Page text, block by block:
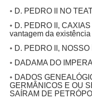
• D. PEDRO II NO
• D. PEDRO II,
vantagem da
• D. PEDRO II, NOSSO
• DADAMA DO
• DADOS
GERMÂNICOS E OU
SAÍRAM DE